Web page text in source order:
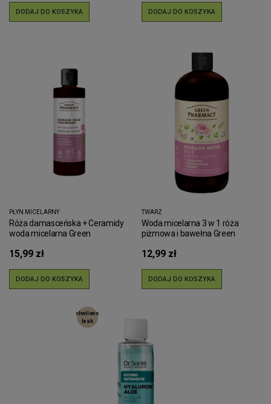
DODAJ DO KOSZYKA DODAJ DO KOSZYKA
PŁYN MICELARNY
Róża damasceńska + Ceramidy
woda micelarna Green
15,99 zł
DODAJ DO KOSZYKA
TWARZ
Woda micelarna 3 w 1 róża
piżmowa i bawełna Green
12,99 zł
DODAJ DO KOSZYKA
chwilowo
brak